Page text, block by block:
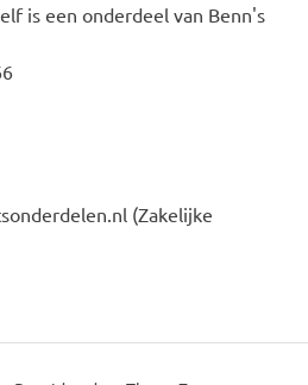
is een onderdeel van Benn's
(Zakelijke